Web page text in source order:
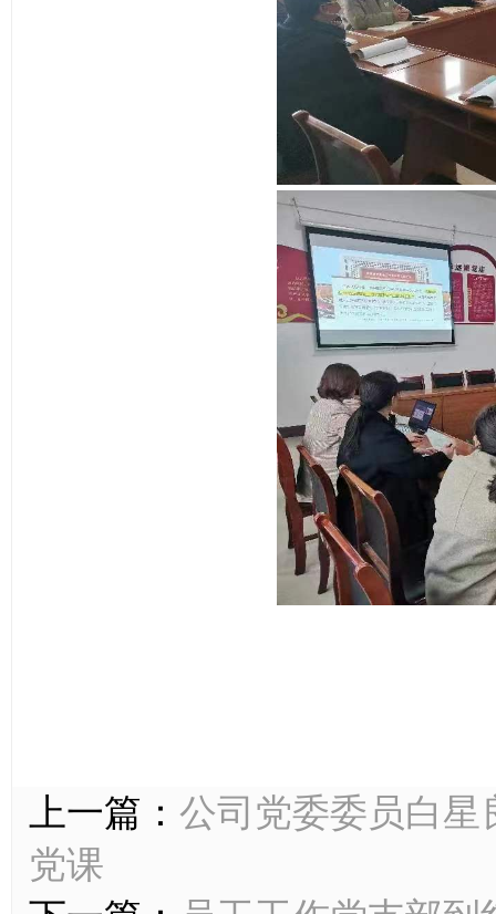
上一篇： 公司党委委员白星
党课